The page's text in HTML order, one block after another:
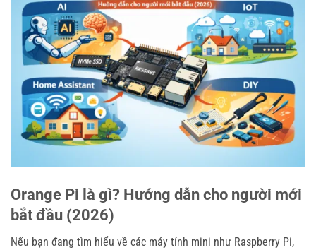
Orange Pi là gì? Hướng dẫn cho người mới
bắt đầu (2026)
Nếu bạn đang tìm hiểu về các máy tính mini như Raspberry Pi,